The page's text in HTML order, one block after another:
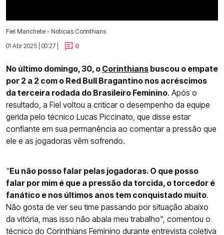
Fiel Manchete - Notícias Corinthians
01 Abr 2025 | 00:27 |
0
No último domingo, 30, o Corinthians buscou o empate
por 2 a 2 com o Red Bull Bragantino nos acréscimos
da terceira rodada do Brasileiro Feminino. Após o
resultado, a Fiel voltou a criticar o desempenho da equipe
gerida pelo técnico Lucas Piccinato, que disse estar
confiante em sua permanência ao comentar a pressão que
ele e as jogadoras vêm sofrendo.
"Eu não posso falar pelas jogadoras. O que posso
falar por mim é que a pressão da torcida, o torcedor é
fanático e nos últimos anos tem conquistado muito.
Não gosta de ver seu time passando por situação abaixo
da vitória, mas isso não abala meu trabalho", comentou o
técnico do Corinthians Feminino durante entrevista coletiva